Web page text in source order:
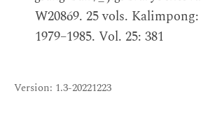
W20869. 25 vols.
1979–1985. Vol. 25: 381
Version: 1.3-20221223